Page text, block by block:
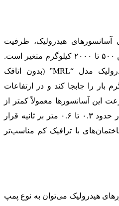
هیدرولیک، ظرفیت
باربری آن‌ها بوده که معمولاً بین ۵۰۰ تا ۲۰۰۰ کیلوگرم متغیر است.
به عنوان مثال، آسانسور هیدرولیک مدل “MRL” (بدون اتاقک
تا ۱۰۰۰ کیلوگرم بار را جابجا کند و در ارتفاعات
سرعت این آسانسورها معمولاً کمتر از
آسانسورهای کششی است و در حدود ۰.۳ تا ۰.۶ متر بر ثانیه قرار
با ترافیک کم مناسب‌تر
هیدرولیک می‌توان به نوع پمپ